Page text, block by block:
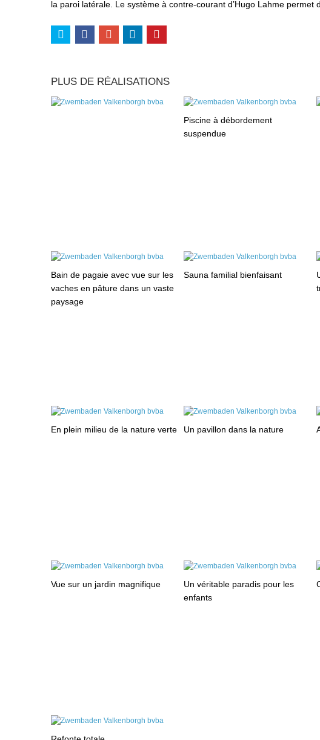
la paroi latérale. Le système à contre-courant d’Hugo Lahme
PLUS DE RÉALISATIONS
Piscine à débordement
suspendue
Bain de pagaie avec vue sur les
vaches en pâture dans un vaste
paysage
Sauna familial bienfaisant
En plein milieu de la nature verte Un pavillon dans la nature
Vue sur un jardin magnifique
Un véritable paradis pour les
enfants